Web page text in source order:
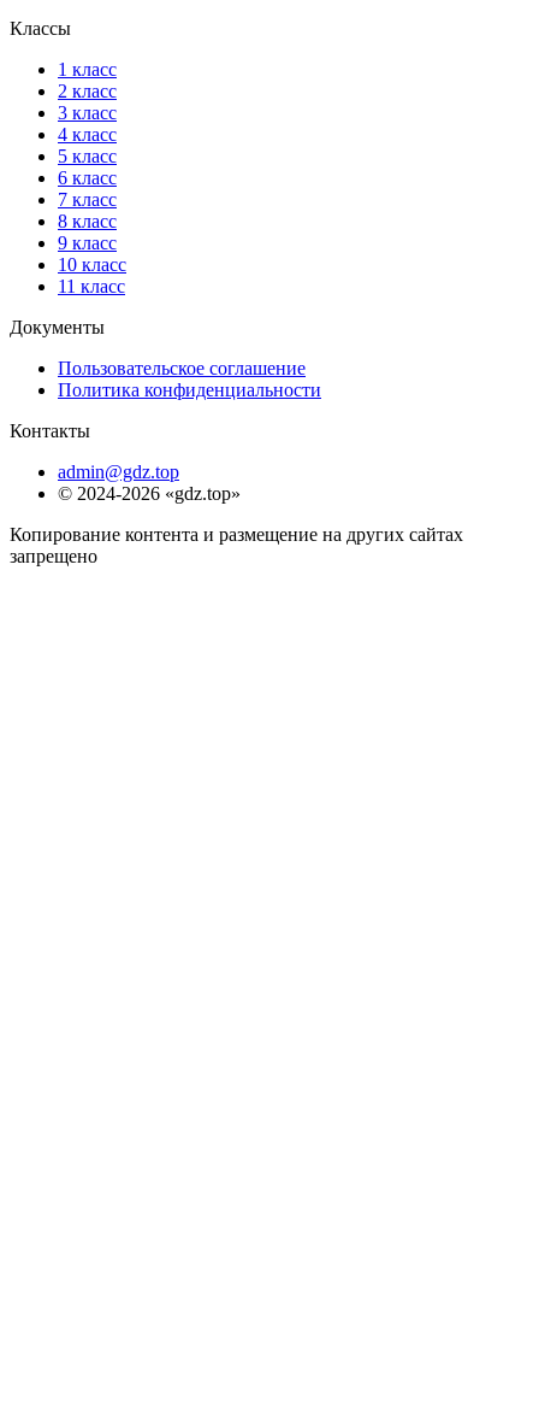
Классы
1 класс
2 класс
3 класс
4 класс
5 класс
6 класс
7 класс
8 класс
9 класс
10 класс
11 класс
Документы
Пользовательское соглашение
Политика конфиденциальности
Контакты
admin@gdz.top
© 2024-2026 «gdz.top»
Копирование контента и размещение на других сайтах
запрещено